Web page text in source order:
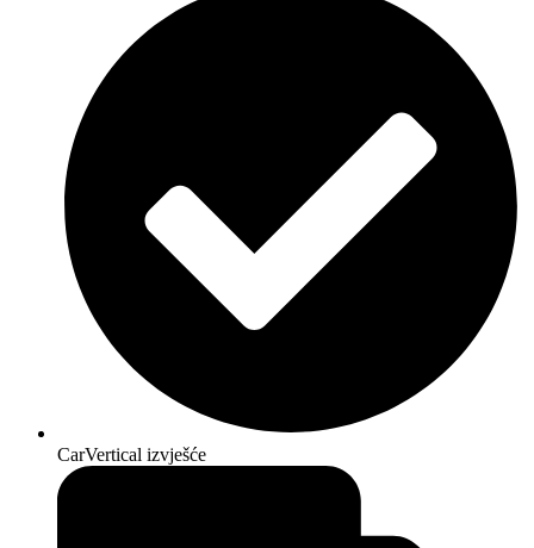
CarVertical izvješće